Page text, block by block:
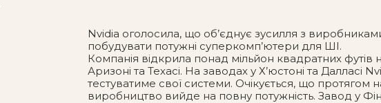
Nvidia оголосила, що об’єднує зусилля з
побудувати потужні суперкомп’ютери для ШІ.
Компанія відкрила понад мільйон квадратних
Аризоні та Техасі. На заводах у Х’юстоні та Далласі
тестуватиме свої системи. Очікується, що протягом
виробництво вийде на повну потужність. Завод у